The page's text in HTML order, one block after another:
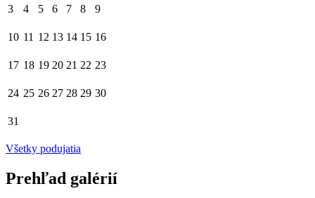
3 4 5 6 7 8 9
10 11 12 13 14 15 16
17 18 19 20 21 22 23
24 25 26 27 28 29 30
31
Všetky podujatia
Prehľad galérií